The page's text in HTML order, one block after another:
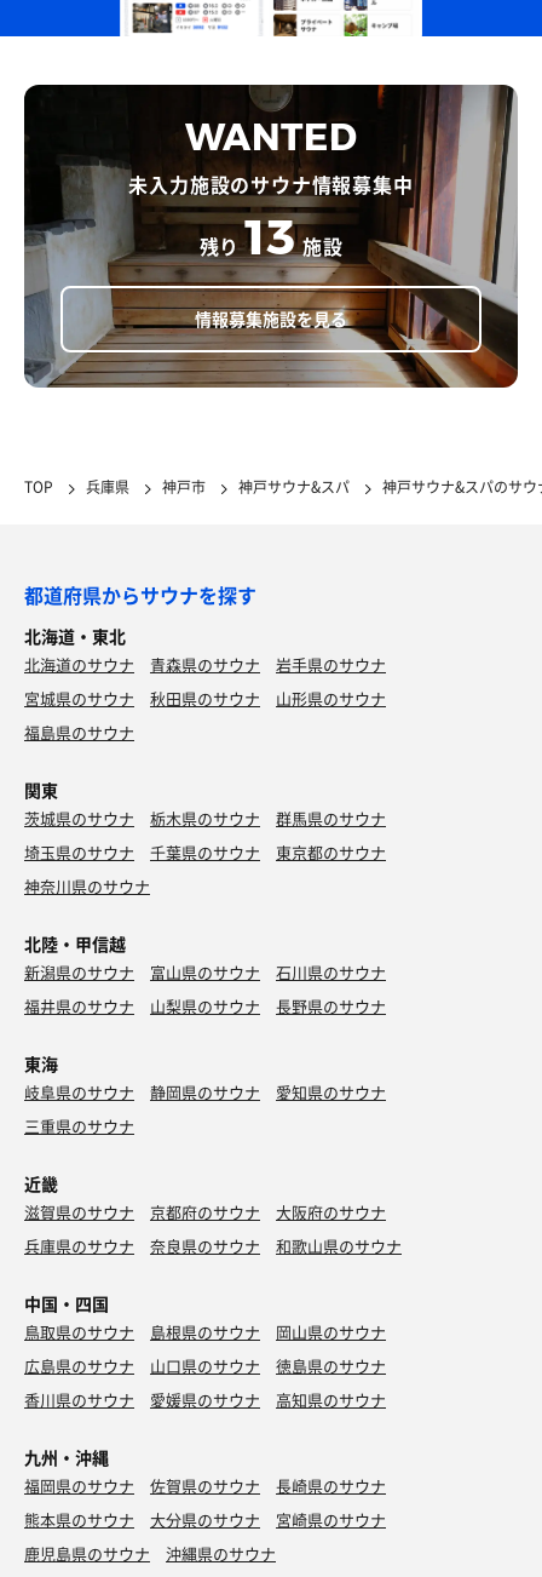
WANTED
未入力施設のサウナ情報募集中
残り 13 施設
情報募集施設を見る
TOP 兵庫県 神戸市 神戸サウナ&スパ 神戸サウナ&スパのサウ
都道府県からサウナを探す
北海道・東北
北海道のサウナ 青森県のサウナ
岩手県のサウナ
宮城県のサウナ
秋田県のサウナ
山形県のサウナ
福島県のサウナ
関東
茨城県のサウナ 栃木県のサウナ
群馬県のサウナ
埼玉県のサウナ
千葉県のサウナ
東京都のサウナ
神奈川県のサウナ
北陸・甲信越
新潟県のサウナ 富山県のサウナ
石川県のサウナ
福井県のサウナ
山梨県のサウナ 長野県のサウナ
東海
岐阜県のサウナ 静岡県のサウナ
愛知県のサウナ
三重県のサウナ
近畿
滋賀県のサウナ 京都府のサウナ
大阪府のサウナ
兵庫県のサウナ
奈良県のサウナ 和歌山県のサウナ
中国・四国
鳥取県のサウナ 島根県のサウナ
岡山県のサウナ
広島県のサウナ
山口県のサウナ
徳島県のサウナ
香川県のサウナ
愛媛県のサウナ 高知県のサウナ
九州・沖縄
福岡県のサウナ 佐賀県のサウナ
長崎県のサウナ
熊本県のサウナ
大分県のサウナ
宮崎県のサウナ
鹿児島県のサウナ
沖縄県のサウナ